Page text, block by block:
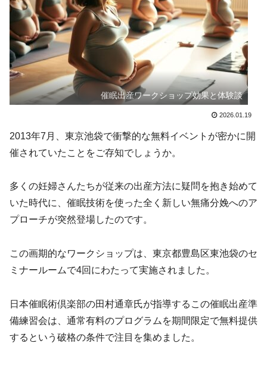
催眠出産ワークショップ効果と体験談
2026.01.19
2013年7月、東京池袋で衝撃的な無料イベントが密かに開
催されていたことをご存知でしょうか。
多くの妊婦さんたちが従来の出産方法に疑問を抱き始めて
いた時代に、催眠技術を使った全く新しい無痛分娩へのア
プローチが突然登場したのです。
この画期的なワークショップは、東京都豊島区東池袋のセ
ミナールームで4回にわたって実施されました。
日本催眠術倶楽部の田村通章氏が指導するこの催眠出産準
備練習会は、通常有料のプログラムを期間限定で無料提供
するという破格の条件で注目を集めました。